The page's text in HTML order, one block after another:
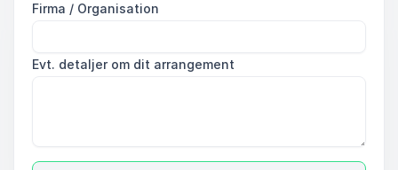
Firma / Organisation
Evt. detaljer om dit arrangement